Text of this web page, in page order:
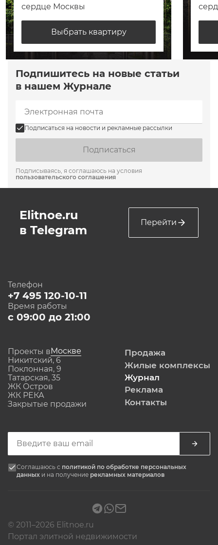
сердце Москвы
Выбрать квартиру
Подпишитесь на новые статьи
в нашем Журнале
Подписаться на новости и рекламные рассылки
Подписаться
Подписываясь, я соглашаюсь на условия
пользовательского соглашения
Elitnoe.ru
в Telegram
Перейти
Телефон
+7 495 120-10-11
Время работы
с 09:00 до 21:00
Проекты вМоскве
Никитский, 6
Поклонная, 9
Татарская, 35
ЖК Остров
ЖК РЕКА
Закрытые продажи
Продажа
Жилые комплексы
Журнал
Реклама
Контакты
Соглашаюсь с политикой по обработке персональных
данных и на получение рекламных материалов
© 2011–2026 Elitnoe.ru
Портал элитной недвижимости